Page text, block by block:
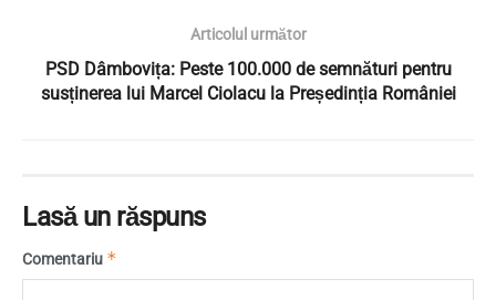
Articolul următor
PSD Dâmbovița: Peste 100.000 de semnături pentru
susținerea lui Marcel Ciolacu la Președinția României
Lasă un răspuns
Comentariu *